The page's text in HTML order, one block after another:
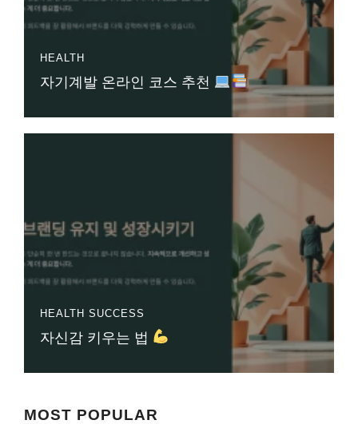
HEALTH
자기계발 온라인 코스 추천
HEALTH SUCCESS
자신감 키우는 법
MOST POPULAR